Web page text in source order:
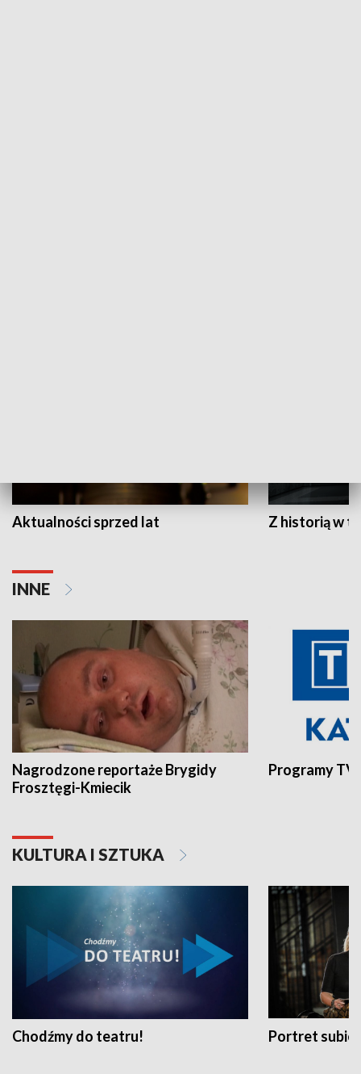
Aktualności sprzed lat Z historią w
INNE
Nagrodzone reportaże Brygidy
Frosztęgi-Kmiecik
Programy
KULTURA I SZTUKA
Chodźmy do teatru! Portret